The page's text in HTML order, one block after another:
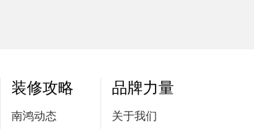
装修攻略
南鸿动态
品牌力量
关于我们